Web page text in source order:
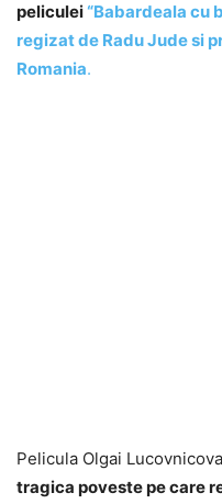
peliculei“Babardeala cu
regizat de Radu Jude si
Romania.
Pelicula Olgai
tragica poveste pe care